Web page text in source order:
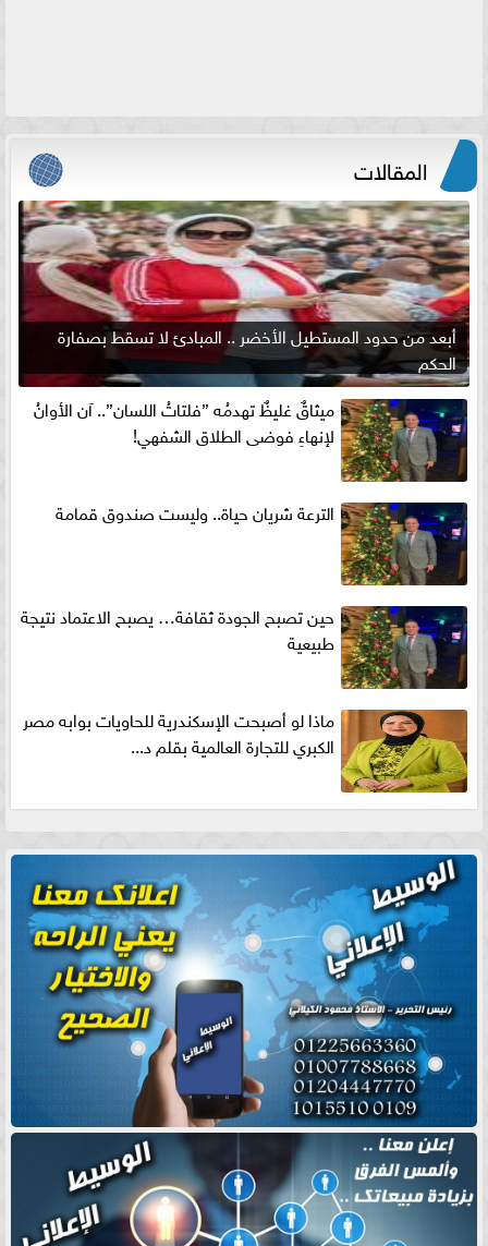
المقالات
أبعد من حدود المستطيل الأخضر .. المبادئ لا تسقط بصفارة
الحكم
ميثاقٌ غليظٌ تهدمُه ”فلتاتُ اللسان”.. آن الأوانُ
لإنهاءِ فوضى الطلاق الشفهي!
الترعة شريان حياة.. وليست صندوق قمامة
حين تصبح الجودة ثقافة… يصبح الاعتماد نتيجة
طبيعية
ماذا لو أصبحت الإسكندرية للحاويات بوابه مصر
الكبري للتجارة العالمية بقلم د...